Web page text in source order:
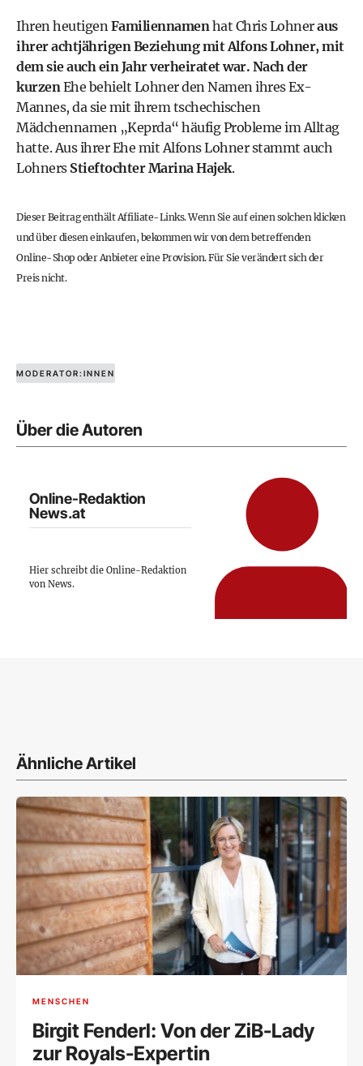
Ihren heutigenFamiliennamenhat Chris Lohneraus
ihrer achtjährigen Beziehung mit Alfons Lohner, mit
dem sie auch ein Jahr verheiratet war. Nach der
kurzenEhe behielt Lohner den Namen ihres Ex-
Mannes, da sie mit ihrem tschechischen
Mädchennamen „Keprda“ häufig Probleme im Alltag
hatte. Aus ihrer Ehe mit Alfons Lohner stammt auch
Lohners Stieftochter Marina Hajek.
Dieser Beitrag enthält Affiliate-Links. Wenn Sie auf einen solchen klicken
und über diesen einkaufen, bekommen wir von dem betreffenden
Online-Shop oder Anbieter eine Provision. Für Sie verändert sich der
Preis nicht.
MODERATOR:INNEN
Über die Autoren
Online-Redaktion
News.at
Hier schreibt die Online-Redaktion
von News.
Ähnliche Artikel
MENSCHEN
Birgit Fenderl: Von der ZiB-Lady
zur Royals-Expertin